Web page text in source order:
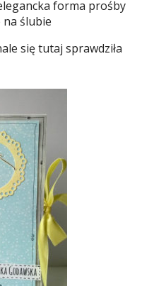
forma prośby
ślubie
się tutaj sprawdziła